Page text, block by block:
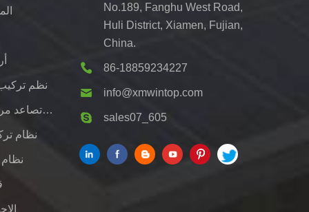
نظم
قوس تصاعد مرآب للطاقة الشمسية السكنية
نظام
No.189, Fanghu West Road,
Huli District, Xiamen, Fujian,
China.
86-18859234227
info@xmwintop.com
sales07_605